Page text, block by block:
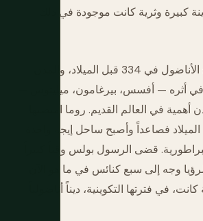
كبيرة وثرية كانت موجودة في ذلك
الإسكندر الأكبر اجتاح الأناضول في 334 قبل الميلاد، والمدن
في أثره — أفسس، بيرغامون، ميليتوس —
في العالم القديم. روما امتصتها
فصاعداً وأصبح ساحل إيجه واحدة
قضى الرسول بولس وقتاً كبيراً
وجه إلى سبع كنائس في ما هو الآن
في فترتها التكوينية، ديناً أناضولياً